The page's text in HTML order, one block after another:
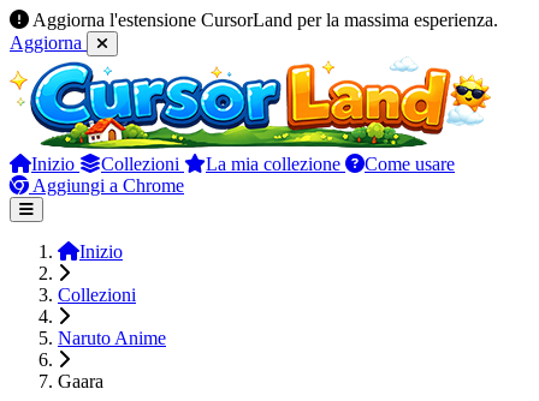
Aggiorna l'estensione CursorLand per la massima esperienza.
Aggiorna
Inizio Collezioni La mia collezione
Come usare
Aggiungi a Chrome
Inizio
Collezioni
Naruto Anime
Gaara